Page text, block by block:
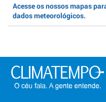
Acesse os nossos mapas
dados meteorológicos.